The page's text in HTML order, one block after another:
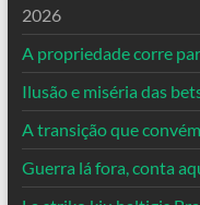
2026
A propriedade corre
Ilusão e miséria das
A transição que
Guerra lá fora, conta